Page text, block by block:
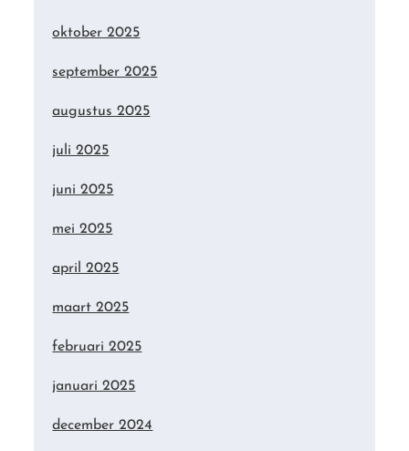
oktober 2025
september 2025
augustus 2025
juli 2025
juni 2025
mei 2025
april 2025
maart 2025
februari 2025
januari 2025
december 2024